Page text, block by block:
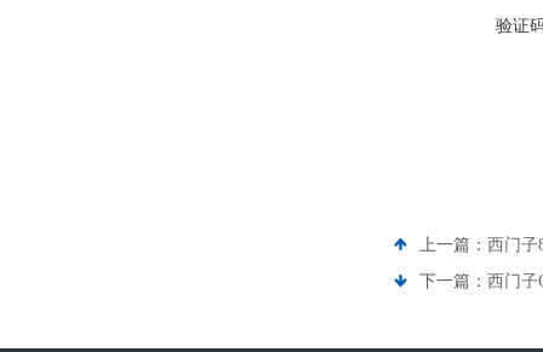
验证
上一篇： 西门子
下一篇： 西门子